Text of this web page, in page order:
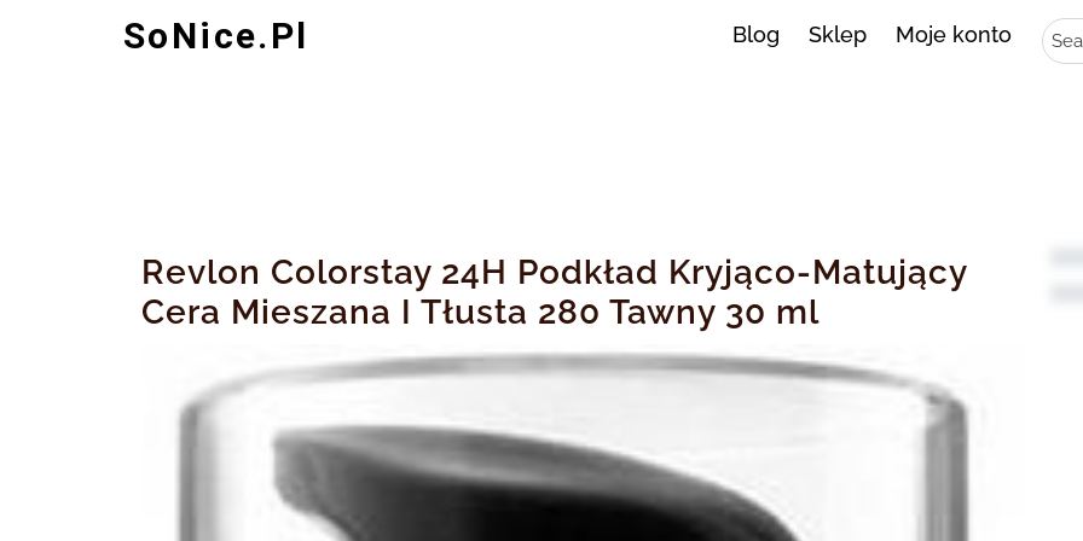
SoNice.pl Blog Sklep Moje konto
Revlon Colorstay 24H Podkład Kryjąco-Matujący
Cera Mieszana I Tłusta 280 Tawny 30 ml